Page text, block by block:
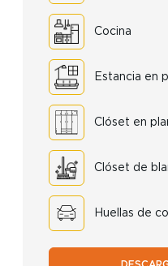
Cocina
Estancia en
Clóset en
Clóset de
Huellas de